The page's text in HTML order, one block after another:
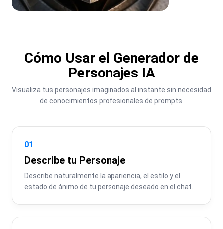
Cómo Usar el Generador de
Personajes IA
Visualiza tus personajes imaginados al instante sin necesidad
de conocimientos profesionales de prompts.
01
Describe tu Personaje
Describe naturalmente la apariencia, el estilo y el
estado de ánimo de tu personaje deseado en el chat.